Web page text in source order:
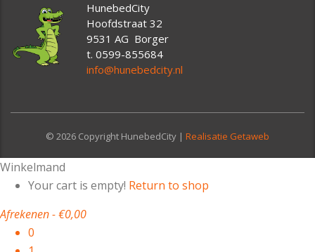
HunebedCity
Hoofdstraat 32
9531 AG Borger
t. 0599-855684
info@hunebedcity.nl
© 2026 Copyright HunebedCity | Realisatie Getaweb
Winkelmand
Your cart is empty! Return to shop
Afrekenen-€0,00
0